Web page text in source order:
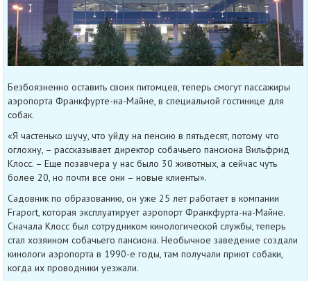
Безбоязненно оставить своих питомцев, теперь смогут пассажиры
аэропорта Франкфурте-на-Майне, в специальной гостинице для
собак.
«Я частенько шучу, что уйду на пенсию в пятьдесят, потому что
оглохну, – рассказывает директор собачьего пансиона Вильфрид
Клосс. – Еще позавчера у нас было 30 животных, а сейчас чуть
более 20, но почти все они – новые клиенты».
Садовник по образованию, он уже 25 лет работает в компании
Fraport, которая эксплуатирует аэропорт Франкфурта-на-Майне.
Сначала Клосс был сотрудником кинологической службы, теперь
стал хозяином собачьего пансиона. Необычное заведение создали
кинологи аэропорта в 1990-е годы, там получали приют собаки,
когда их проводники уезжали.